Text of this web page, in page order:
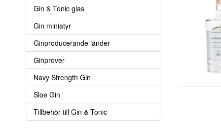
Gin & Tonic glas
Gin miniatyr
Ginproducerande länder
Ginprover
Navy Strength Gin
Sloe Gin
Tillbehör till Gin & Tonic